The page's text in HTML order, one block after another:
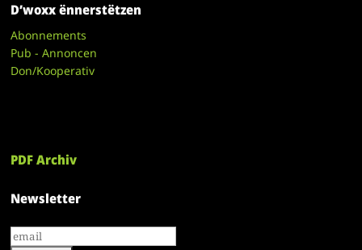
D’woxx ënnerstëtzen
Abonnements
Pub - Annoncen
Don/Kooperativ
PDF Archiv
Newsletter